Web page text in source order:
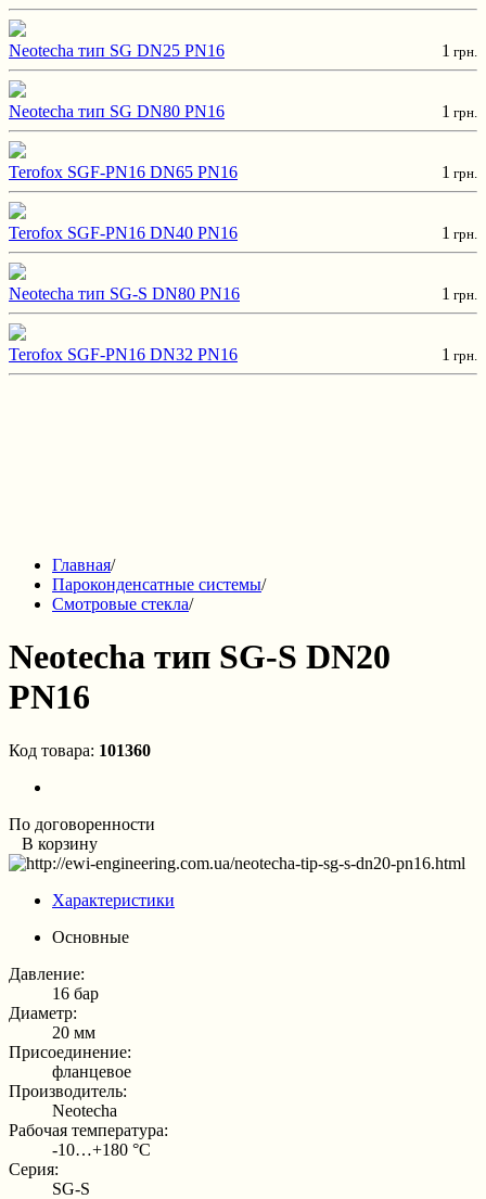
Neotecha тип SG DN25 PN16 1 грн.
Neotecha тип SG DN80 PN16 1 грн.
Terofox SGF-PN16 DN65 PN16 1 грн.
Terofox SGF-PN16 DN40 PN16 1 грн.
Neotecha тип SG-S DN80 PN16 1 грн.
Terofox SGF-PN16 DN32 PN16 1 грн.
Главная/
Пароконденсатные системы/
Смотровые стекла/
Neotecha тип SG-S DN20
PN16
Код товара: 101360
По договоренности
В корзину
Характеристики
Основные
Давление:
16 бар
Диаметр:
20 мм
Присоединение:
фланцевое
Производитель:
Neotecha
Рабочая температура:
-10…+180 °С
Серия:
SG-S